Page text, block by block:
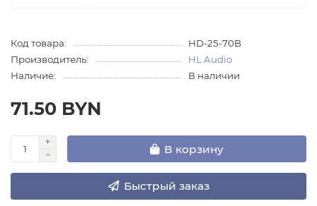
Код товара:
HD-25-70B
Производитель:
HL Audio
Наличие:
В наличии
71.50 BYN
В корзину
Быстрый заказ